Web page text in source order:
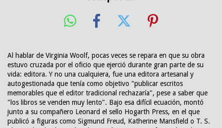
Al hablar de Virginia Woolf, pocas veces se repara en que su obra
estuvo cruzada por el oficio que ejerció durante gran parte de su
vida: editora. Y no una cualquiera, fue una editora artesanal y
autogestionada que tenía como objetivo "publicar escritos
memorables que el editor tradicional rechazaría", pese a saber que
"los libros se venden muy lento". Bajo esa difícil ecuación, montó
junto a su compañero Leonard el sello Hogarth Press, en el que
publicó a figuras como Sigmund Freud, Katherine Mansfield o T. S.